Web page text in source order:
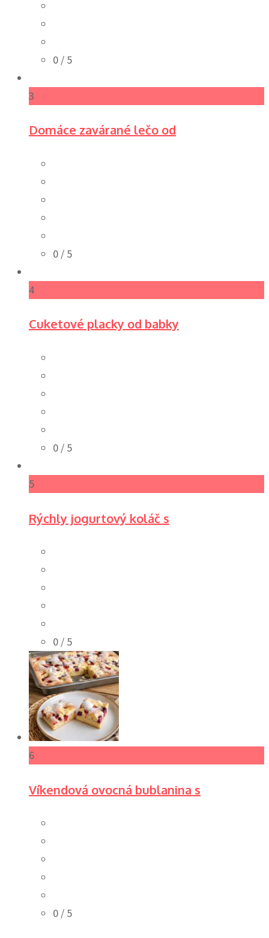
0 / 5
3
Domáce zavárané lečo od
0 / 5
4
Cuketové placky od babky
0 / 5
5
Rýchly jogurtový koláč s
0 / 5
6
Víkendová ovocná bublanina s
0 / 5